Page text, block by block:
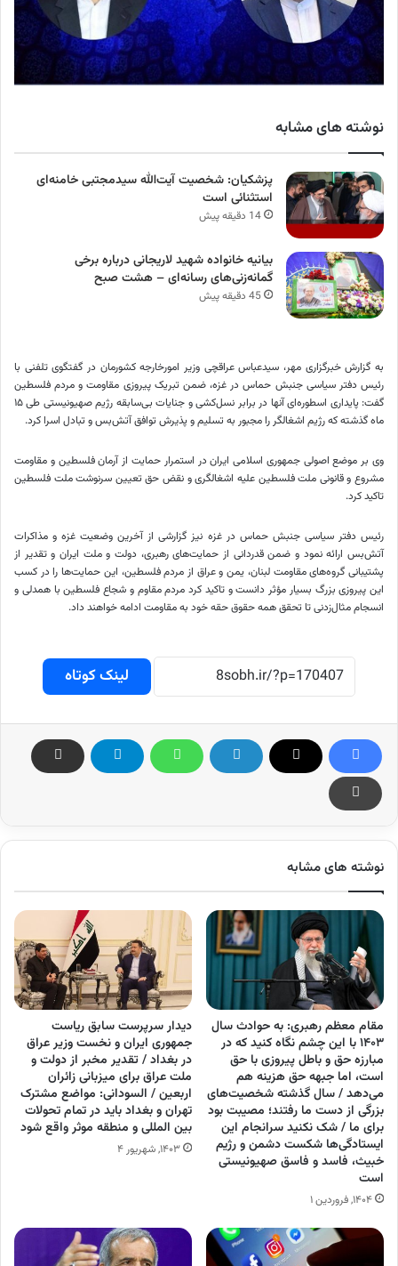
نوشته های مشابه
پزشکیان: شخصیت آیت‌الله سیدمجتبی خامنه‌ای
استثنائی است
14 دقیقه پیش
بیانیه خانواده شهید لاریجانی درباره برخی
گمانه‌زنی‌های رسانه‌ای – هشت صبح
45 دقیقه پیش
به گزارش خبرگزاری مهر، سیدعباس عراقچی وزیر امورخارجه کشورمان در گفتگوی تلفنی با
رئیس دفتر سیاسی جنبش حماس در غزه، ضمن تبریک پیروزی مقاومت و مردم فلسطین
گفت: پایداری اسطوره‌ای آنها در برابر نسل‌کشی و جنایات بی‌سابقه رژیم صهیونیستی طی ۱۵
ماه گذشته که رژیم اشغالگر را مجبور به تسلیم و پذیرش توافق آتش‌بس و تبادل اسرا کرد.
وی بر موضع اصولی جمهوری اسلامی ایران در استمرار حمایت از آرمان فلسطین و مقاومت
مشروع و قانونی ملتفلسطین علیه اشغالگری و نقض حق تعیین سرنوشتملت فلسطین
تاکید کرد.
رئیس دفتر سیاسی جنبش حماس در غزه نیز گزارشی از آخرین وضعیت غزه و مذاکرات
آتش‌بس ارائه نمود و ضمن قدردانی از حمایت‌های رهبری، دولت وملت ایران و تقدیر از
پشتیبانی گروه‌های مقاومت لبنان، یمن و عراق از مردم فلسطین، این حمایت‌ها را در کسب
این پیروزی بزرگ بسیار مؤثر دانست وتاکید کرد مردم مقاوم و شجاع فلسطین با همدلی و
انسجام مثال‌زدنی تا تحقق همه حقوق حقه خود به مقاومت ادامه خواهند داد.
لینک کوتاه
نوشته های مشابه
مقام معظم رهبری: به حوادث سال
۱۴۰۳ با این چشم نگاه کنید که در
مبارزه حق و باطل پیروزی با حق
است، اما جبهه حق هزینه هم
می‌دهد / سال گذشته شخصیت‌های
بزرگی از دست ما رفتند؛ مصیبت بود
برای ما / شک نکنید سرانجام این
ایستادگی‌ها شکست دشمن و رژیم
خبیث، فاسد و فاسق صهیونیستی
است
۱۴۰۴, فروردین ۱
دیدار سرپرست سابق ریاست
جمهوری ایران و نخست وزیر عراق
در بغداد / تقدیر مخبر از دولت و
ملت عراق برای میزبانی زائران
اربعین / السودانی: مواضع مشترک
تهران و بغداد باید در تمام تحولات
بین المللی و منطقه موثر واقع شود
۱۴۰۳, شهریور ۴